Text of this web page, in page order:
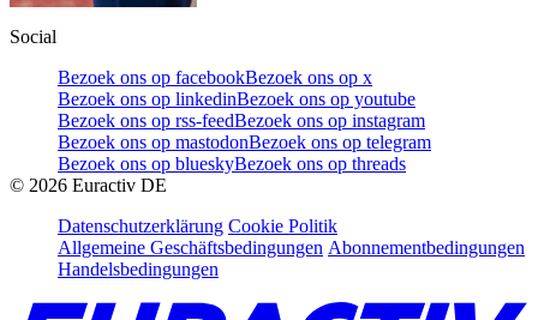
Social
Bezoek ons op facebookBezoek ons op x
Bezoek ons op linkedinBezoek ons op youtube
Bezoek ons op rss-feedBezoek ons op instagram
Bezoek ons op mastodonBezoek ons op telegram
Bezoek ons op blueskyBezoek ons op threads
© 2026 Euractiv DE
Datenschutzerklärung Cookie Politik
Allgemeine Geschäftsbedingungen Abonnementbedingungen
Handelsbedingungen